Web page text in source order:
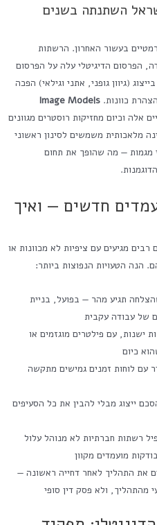
השתנתה בשנים
בעשור האחרון. הרשתות
הפרסום הדיגיטלי עלה על הפרסום
(גיוון גופני, אתני וגילאי) הפכה
כוונות. Image Models
אלה וכיום מחזיקות רוסטרים מגוונים
מלאכותית משמשים לסינון ראשוני
מגמות — מה שהופך את תחום
חדשים — ואיך
מגיעים עם ציפיות לא מכוונות או
הנה הטעויות הנפוצות ביותר:
תגיע מהר — בפועל, בניית
של עבודה עקבית
ישנות, עם פילטרים מוגזמים או
כיום
עם לוחות זמנים גמישים מתקשה
ייצוג מבלי להבין את כל הסעיפים
רשתות חברתיות לא מנוהל עלול
מועמדים מקוון
את התהליך לאחר דחייה ראשונה —
מהתהליך, ולא פסק דין סופי